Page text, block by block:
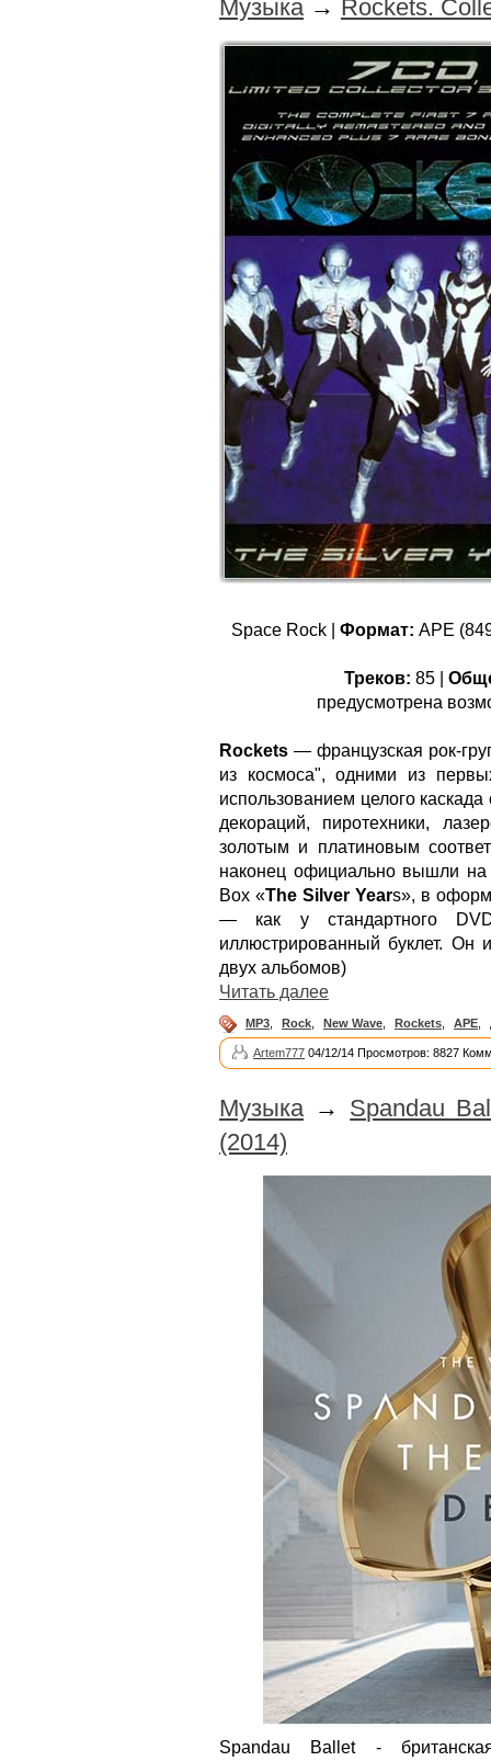
Музыка→ Rockets.
Space Rock | Формат: APE
Треков: 85 |
предусмотрена
Rockets — французская рок-
из космоса", одними из
использованием целого
декораций, пиротехники,
золотым и платиновым
наконец официально вышли
Box «The Silver Years», в
— как у стандартного
иллюстрированный буклет.
двух альбомов)
Читать далее
MP3 Rock New Wave Rockets APE
Artem777 04/12/14 Просмотров: 8827
Музыка→ Spandau
(2014)
Spandau Ballet -